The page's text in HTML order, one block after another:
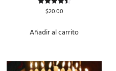
Valorado
$20.00
Añadir al carrito